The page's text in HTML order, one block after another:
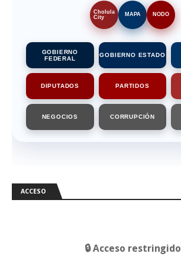
Cholula
City
MAPA NODO
GOBIERNO
FEDERAL
GOBIERNO ESTADO
DIPUTADOS PARTIDOS
NEGOCIOS CORRUPCIÓN
ACCESO
🔒 Acceso restringido